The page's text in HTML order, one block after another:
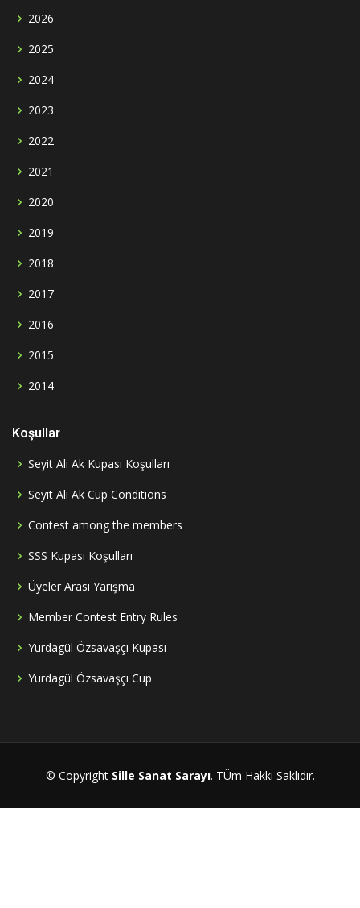
2026
2025
2024
2023
2022
2021
2020
2019
2018
2017
2016
2015
2014
Koşullar
Seyit Ali Ak Kupası Koşulları
Seyit Ali Ak Cup Conditions
Contest among the members
SSS Kupası Koşulları
Üyeler Arası Yarışma
Member Contest Entry Rules
Yurdagül Özsavaşçı Kupası
Yurdagül Özsavaşçı Cup
© Copyright Sille Sanat Sarayı. TÜm Hakkı Saklıdır.